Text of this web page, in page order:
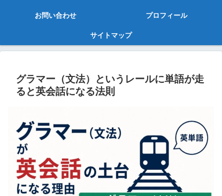
お問い合わせ プロフィール
サイトマップ
グラマー（文法）というレールに単語が走
ると英会話になる法則